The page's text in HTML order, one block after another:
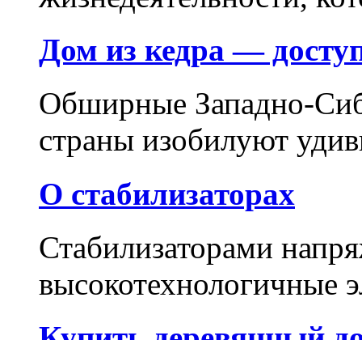
Дом из кедра —
Обширные Западно-
страны изобилуют
О стабилизаторах
Стабилизаторами
высокотехнологичные